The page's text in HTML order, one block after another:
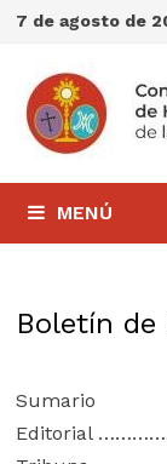
Saltar
contenido
7 de agosto de
MENÚ
Boletín de
Sumario
Editorial